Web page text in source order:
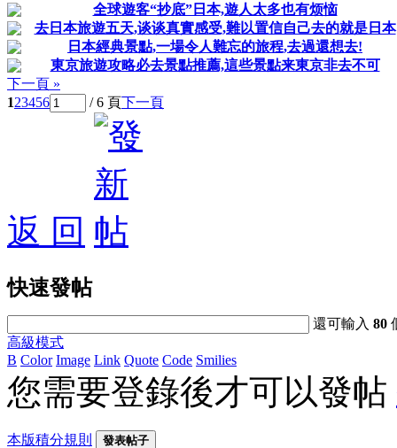
全球遊客“抄底”日本,遊人太多也有烦恼
去日本旅遊五天,谈谈真實感受,難以置信自己去的就是日本
日本經典景點,一場令人難忘的旅程,去過還想去!
東京旅遊攻略必去景點推薦,這些景點来東京非去不可
下一頁 »
123456 / 6 頁下一頁
返 回
快速發帖
還可輸入80
高級模式
B Color Image Link Quote Code Smilies
您需要登錄後才可以發帖
本版積分規則 發表帖子